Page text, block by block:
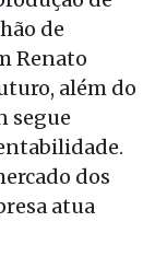
de
Renato
além do
segue
dos
atua